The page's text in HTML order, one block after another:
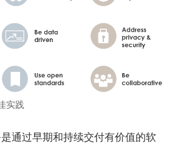
实践
通过早期和持续交付有价值的软